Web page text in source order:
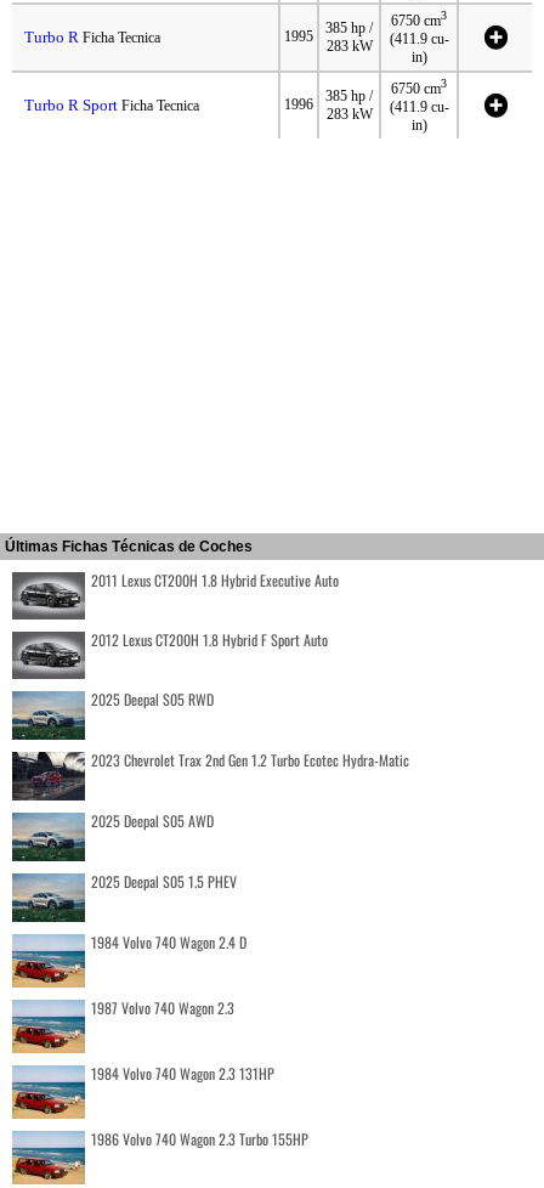
Turbo R Ficha Tecnica 1995
385 hp /
283 kW
6750 cm3
(411.9 cu-
in)
Turbo R Sport Ficha Tecnica 1996
385 hp /
283 kW
6750 cm3
(411.9 cu-
in)
Últimas Fichas Técnicas de Coches
2011 Lexus CT200H 1.8 Hybrid Executive Auto
2012 Lexus CT200H 1.8 Hybrid F Sport Auto
2025 Deepal S05 RWD
2023 Chevrolet Trax 2nd Gen 1.2 Turbo Ecotec Hydra-Matic
2025 Deepal S05 AWD
2025 Deepal S05 1.5 PHEV
1984 Volvo 740 Wagon 2.4 D
1987 Volvo 740 Wagon 2.3
1984 Volvo 740 Wagon 2.3 131HP
1986 Volvo 740 Wagon 2.3 Turbo 155HP